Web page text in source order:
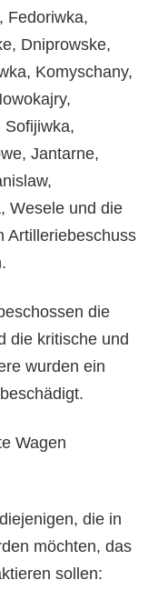
Fedoriwka,
Dniprowske,
Komyschany,
Sofijiwka,
Jantarne,
Wesele und die
Artilleriebeschuss
die
die kritische und
wurden ein
Wagen
die in
möchten, das
sollen: